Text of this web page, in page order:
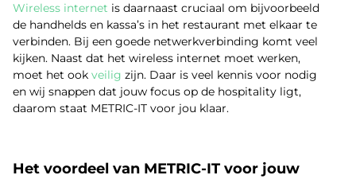
Wireless internet is daarnaast cruciaal om bijvoorbeeld
de handhelds en kassa’s in het restaurant met elkaar te
verbinden. Bij een goede netwerkverbinding komt veel
kijken. Naast dat het wireless internet moet werken,
moet het ook veilig zijn. Daar is veel kennis voor nodig
en wij snappen dat jouw focus op de hospitality ligt,
daarom staat METRIC-IT voor jou klaar.
Het voordeel van METRIC-IT voor jouw